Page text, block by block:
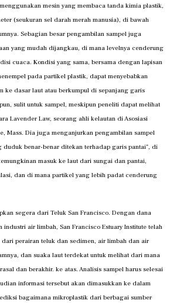
mesin yang membaca tanda kimia plastik,
(seukuran sel darah merah manusia), di bawah
Sebagian besar pengambilan sampel juga
yang mudah dijangkau, di mana levelnya cenderung
cuaca. Kondisi yang sama, bersama dengan lapisan
pada partikel plastik, dapat menyebabkan
ke dasar laut atau berkumpul di sepanjang garis
sulit untuk sampel, meskipun peneliti dapat melihat
Lavender Law, seorang ahli kelautan di Asosiasi
Mass. Dia juga menganjurkan pengambilan sampel
duduk benar-benar ditekan terhadap garis pantai”, di
masuk ke laut dari sungai dan pantai,
dan di mana partikel yang lebih padat cenderung
segera dari Teluk San Francisco. Dengan dana
air limbah, San Francisco Estuary Institute telah
perairan teluk dan sedimen, air limbah dan air
dan suaka laut terdekat untuk melihat dari mana
dan berakhir. ke atas. Analisis sampel harus selesai
informasi tersebut akan dimasukkan ke dalam
bagaimana mikroplastik dari berbagai sumber